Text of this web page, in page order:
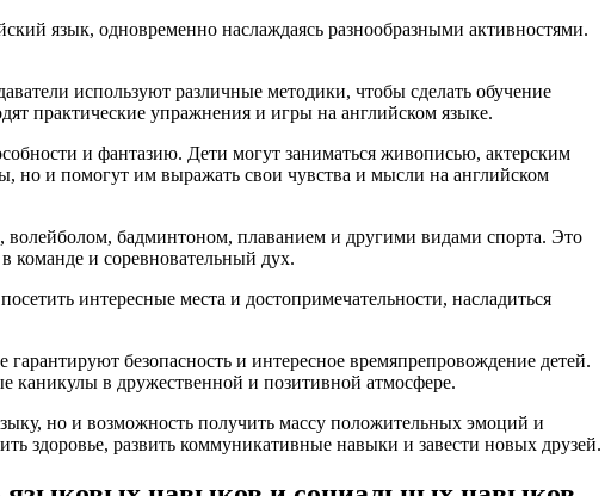
язык, одновременно наслаждаясь разнообразными активностями.
используют различные методики, чтобы сделать обучение
практические упражнения и игры на английском языке.
и фантазию. Дети могут заниматься живописью, актерским
но и помогут им выражать свои чувства и мысли на английском
волейболом, бадминтоном, плаванием и другими видами спорта. Это
команде и соревновательный дух.
интересные места и достопримечательности, насладиться
безопасность и интересное времяпрепровождение детей.
каникулы в дружественной и позитивной атмосфере.
но и возможность получить массу положительных эмоций и
здоровье, развить коммуникативные навыки и завести новых друзей.